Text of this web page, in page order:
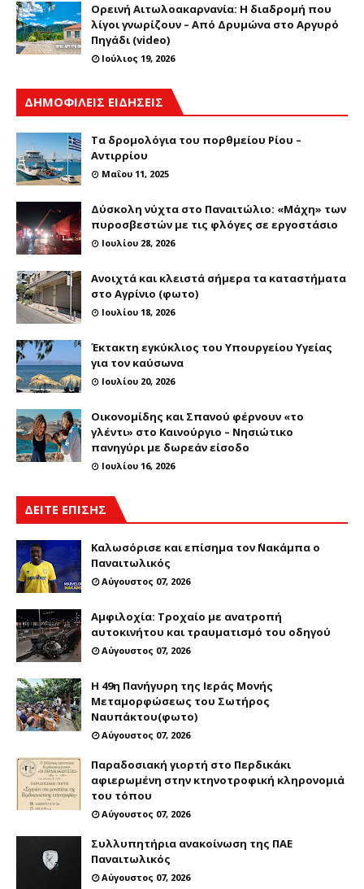
Ορεινή Αιτωλοακαρνανία: Η διαδρομή που
λίγοι γνωρίζουν – Από Δρυμώνα στο Αργυρό
Πηγάδι (video)
Ιούλιος 19, 2026
ΔΗΜΟΦΙΛΕΙΣ ΕΙΔΗΣΕΙΣ
Τα δρομολόγια του πορθμείου Ρίου –
Αντιρρίου
Μαΐου 11, 2025
Δύσκολη νύχτα στο Παναιτώλιο: «Μάχη» των
πυροσβεστών με τις φλόγες σε εργοστάσιο
Ιουλίου 28, 2026
Ανοιχτά και κλειστά σήμερα τα καταστήματα
στο Αγρίνιο (φωτο)
Ιουλίου 18, 2026
Έκτακτη εγκύκλιος του Υπουργείου Υγείας
για τον καύσωνα
Ιουλίου 20, 2026
Οικονομίδης και Σπανού φέρνουν «το
γλέντι» στο Καινούργιο – Νησιώτικο
πανηγύρι με δωρεάν είσοδο
Ιουλίου 16, 2026
ΔΕΙΤΕ ΕΠΙΣΗΣ
Καλωσόρισε και επίσημα τον ΄Νακάμπα ο
Παναιτωλικός
Αύγουστος 07, 2026
Αμφιλοχία: Τροχαίο με ανατροπή
αυτοκινήτου και τραυματισμό του οδηγού
Αύγουστος 07, 2026
Η 49η Πανήγυρη της Ιεράς Μονής
Μεταμορφώσεως του Σωτήρος
Ναυπάκτου(φωτο)
Αύγουστος 07, 2026
Παραδοσιακή γιορτή στο Περδικάκι
αφιερωμένη στην κτηνοτροφική κληρονομιά
του τόπου
Αύγουστος 07, 2026
Συλλυπητήρια ανακοίνωση της ΠΑΕ
Παναιτωλικός
Αύγουστος 07, 2026